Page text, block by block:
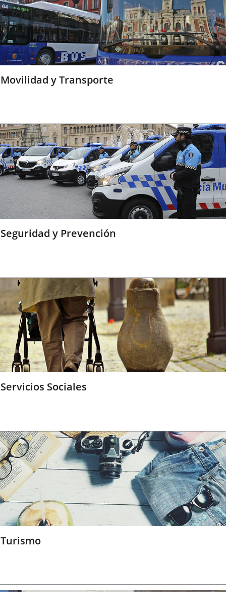
Movilidad y Transporte
Seguridad y Prevención
Servicios Sociales
Turismo